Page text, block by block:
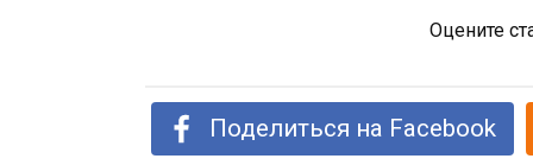
Оцените
Поделиться на Facebook